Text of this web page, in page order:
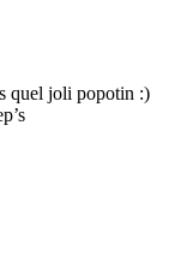
quel joli popotin :)